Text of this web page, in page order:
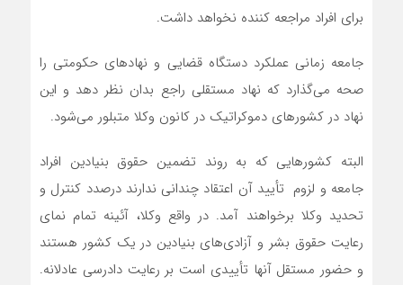
برای افراد مراجعه کننده نخواهد داشت.
جامعه زمانی عملکرد دستگاه قضایی و نهادهای حکومتی را
صحه می‌گذارد که نهاد مستقلی راجع بدان نظر دهد و این
نهاد در کشورهای دموکراتیک در کانون وکلا متبلور می‌شود.
البته کشورهایی که به روند تضمین حقوق بنیادین افراد
جامعه و لزوم تأیید آن اعتقاد چندانی ندارند درصدد کنترل و
تحدید وکلا برخواهند آمد. در واقع وکلا، آئینه تمام نمای
رعایت حقوق بشر و آزادی‌های بنیادین در یک کشور هستند
و حضور مستقل آنها تأییدی است بر رعایت دادرسی عادلانه.